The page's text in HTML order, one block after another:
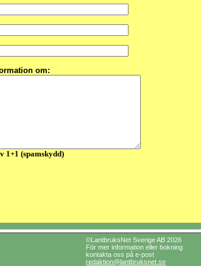
om:
1+1 (spamskydd)
©LantbruksNet Sverige AB 2026
För mer information eller bokning
kontakta oss på e-post
redaktion@lantbruksnet.se